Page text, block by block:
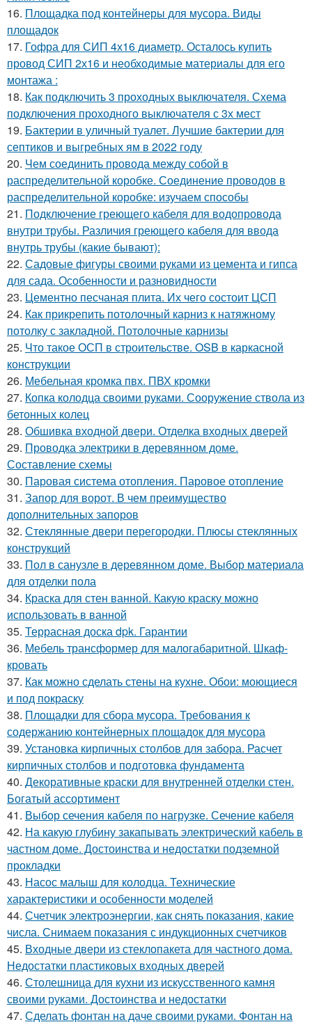
16. Площадка под контейнеры для мусора. Виды
площадок
17. Гофра для СИП 4х16 диаметр. Осталось купить
провод СИП 2х16 и необходимые материалы для его
монтажа :
18. Как подключить 3 проходных выключателя. Схема
подключения проходного выключателя с 3х мест
19. Бактерии в уличный туалет. Лучшие бактерии для
септиков и выгребных ям в 2022 году
20. Чем соединить провода между собой в
распределительной коробке. Соединение проводов в
распределительной коробке: изучаем способы
21. Подключение греющего кабеля для водопровода
внутри трубы. Различия греющего кабеля для ввода
внутрь трубы (какие бывают):
22. Садовые фигуры своими руками из цемента и гипса
для сада. Особенности и разновидности
23. Цементно песчаная плита. Их чего состоит ЦСП
24. Как прикрепить потолочный карниз к натяжному
потолку с закладной. Потолочные карнизы
25. Что такое ОСП в строительстве. OSB в каркасной
конструкции
26. Мебельная кромка пвх. ПВХ кромки
27. Копка колодца своими руками. Сооружение ствола из
бетонных колец
28. Обшивка входной двери. Отделка входных дверей
29. Проводка электрики в деревянном доме.
Составление схемы
30. Паровая система отопления. Паровое отопление
31. Запор для ворот. В чем преимущество
дополнительных запоров
32. Стеклянные двери перегородки. Плюсы стеклянных
конструкций
33. Пол в санузле в деревянном доме. Выбор материала
для отделки пола
34. Краска для стен ванной. Какую краску можно
использовать в ванной
35. Террасная доска dpk. Гарантии
36. Мебель трансформер для малогабаритной. Шкаф-
кровать
37. Как можно сделать стены на кухне. Обои: моющиеся
и под покраску
38. Площадки для сбора мусора. Требования к
содержанию контейнерных площадок для мусора
39. Установка кирпичных столбов для забора. Расчет
кирпичных столбов и подготовка фундамента
40. Декоративные краски для внутренней отделки стен.
Богатый ассортимент
41. Выбор сечения кабеля по нагрузке. Сечение кабеля
42. На какую глубину закапывать электрический кабель в
частном доме. Достоинства и недостатки подземной
прокладки
43. Насос малыш для колодца. Технические
характеристики и особенности моделей
44. Счетчик электроэнергии, как снять показания, какие
числа. Снимаем показания с индукционных счетчиков
45. Входные двери из стеклопакета для частного дома.
Недостатки пластиковых входных дверей
46. Столешница для кухни из искусственного камня
своими руками. Достоинства и недостатки
47. Сделать фонтан на даче своими руками. Фонтан на